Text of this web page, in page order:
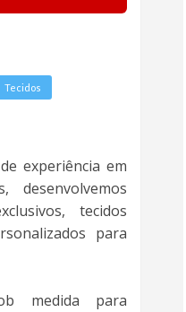
Tecidos
experiência em
desenvolvemos
tecidos
para
medida para